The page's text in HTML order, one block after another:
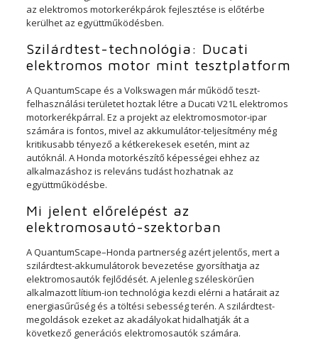
az elektromos motorkerékpárok fejlesztése is előtérbe
kerülhet az együttműködésben.
Szilárdtest-technológia: Ducati
elektromos motor mint tesztplatform
A QuantumScape és a Volkswagen már működő teszt-
felhasználási területet hoztak létre a Ducati V21L elektromos
motorkerékpárral. Ez a projekt az elektromosmotor-ipar
számára is fontos, mivel az akkumulátor-teljesítmény még
kritikusabb tényező a kétkerekesek esetén, mint az
autóknál. A Honda motorkészítő képességei ehhez az
alkalmazáshoz is releváns tudást hozhatnak az
együttműködésbe.
Mi jelent előrelépést az
elektromosautó-szektorban
A QuantumScape–Honda partnerség azért jelentős, mert a
szilárdtest-akkumulátorok bevezetése gyorsíthatja az
elektromosautók fejlődését. A jelenleg széleskörűen
alkalmazott lítium-ion technológia kezdi elérni a határait az
energiasűrűség és a töltési sebesség terén. A szilárdtest-
megoldások ezeket az akadályokat hidalhatják át a
következő generációs elektromosautók számára.